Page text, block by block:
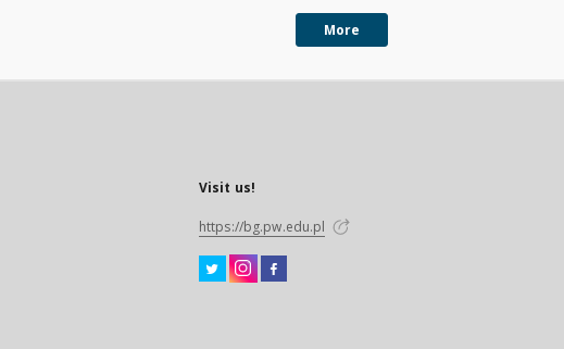
More
Visit us!
https://bg.pw.edu.pl